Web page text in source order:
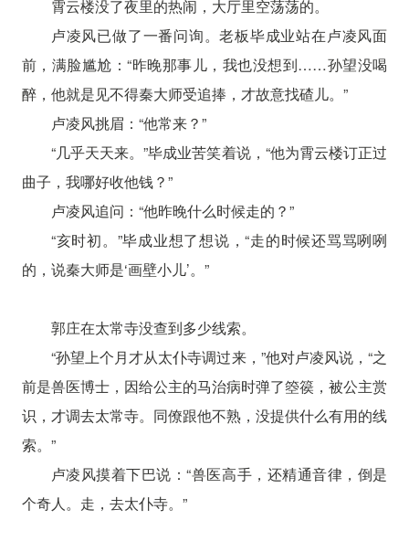
霄云楼没了夜里的热闹，大厅里空荡荡的。
卢凌风已做了一番问询。老板毕成业站在卢凌风面
前，满脸尴尬：“昨晚那事儿，我也没想到……孙望没喝
醉，他就是见不得秦大师受追捧，才故意找碴儿。”
卢凌风挑眉：“他常来？”
“几乎天天来。”毕成业苦笑着说，“他为霄云楼订正过
曲子，我哪好收他钱？”
卢凌风追问：“他昨晚什么时候走的？”
“亥时初。”毕成业想了想说，“走的时候还骂骂咧咧
的，说秦大师是‘画壁小儿’。”
郭庄在太常寺没查到多少线索。
“孙望上个月才从太仆寺调过来，”他对卢凌风说，“之
前是兽医博士，因给公主的马治病时弹了箜篌，被公主赏
识，才调去太常寺。同僚跟他不熟，没提供什么有用的线
索。”
卢凌风摸着下巴说：“兽医高手，还精通音律，倒是
个奇人。走，去太仆寺。”